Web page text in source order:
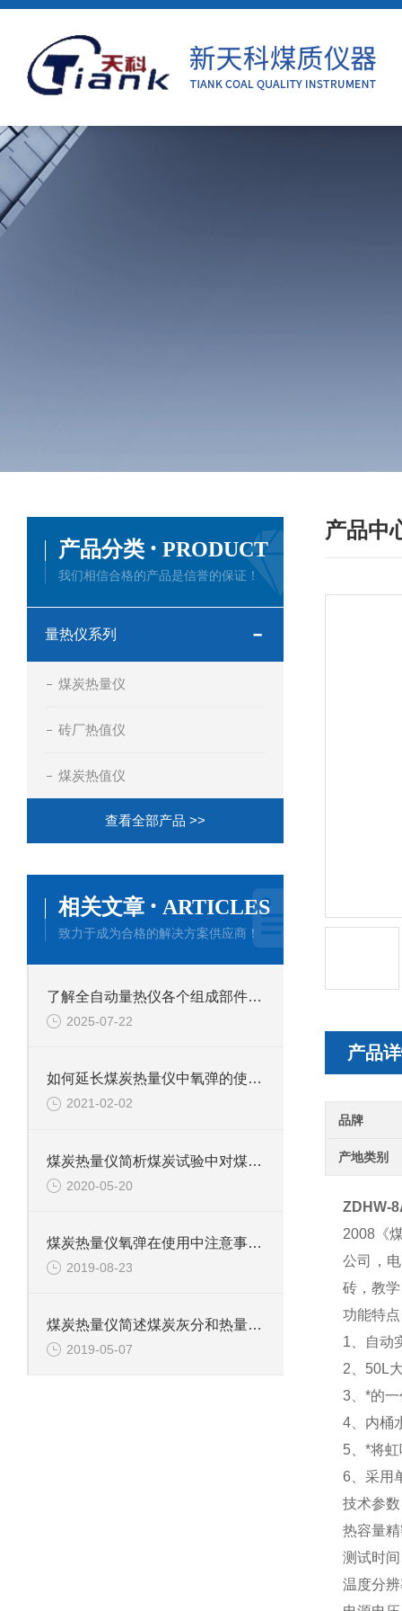
产品中
产品
品牌
产地类别
ZDHW-
2008《
公司，
砖，教
功能特
1、自动
2、50L
3、*的
4、内桶
5、*将
6、采用
技术参
热容量
测试时
温度分
产品分类 · PRODUCT
我们相信合格的产品是信誉的保证！
量热仪系列
煤炭热量仪
砖厂热值仪
煤炭热值仪
查看全部产品 >>
相关文章 · ARTICLES
致力于成为合格的解决方案供应商！
了解全自动量热仪各个组成部件功能特点才能更好的使用它
2025-07-22
如何延长煤炭热量仪中氧弹的使用寿命？
2021-02-02
煤炭热量仪简析煤炭试验中对煤炭试样的采集是怎样的
2020-05-20
煤炭热量仪氧弹在使用中注意事项和延长寿命的方法
2019-08-23
煤炭热量仪简述煤炭灰分和热量之间的关系
2019-05-07